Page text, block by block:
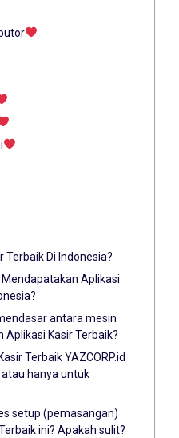
Terbaik Di Indonesia?
Aplikasi
antara mesin
Aplikasi Kasir Terbaik?
Terbaik YAZCORP.id
hanya untuk
setup (pemasangan)
ini? Apakah sulit?